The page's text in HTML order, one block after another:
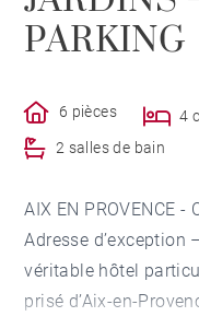
PARKING
6 pièces
4
2 salles de bain
AIX EN PROVENCE -
Adresse d’exception
véritable hôtel
prisé d’Aix-en-